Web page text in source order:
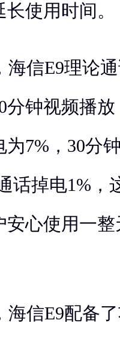
使用时间。
海信E9理论
分钟视频播
7%，30分
话掉电1%，
安心使用一整
海信E9配备